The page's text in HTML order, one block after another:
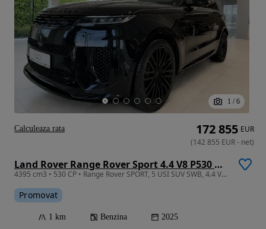
1 / 6
Land Rover Range Rover Sport 4.4 V8 P530 MHEV Dynamic HSE
4395 cm3 • 530 CP • Range Rover SPORT, 5 USI SUV SWB, 4.4 V8 635CP AWD Auto MHEV, SV Black
Promovat
1 km Benzina 2025
172 855 EUR
(142 855 EUR- net)
Calculeaza rata